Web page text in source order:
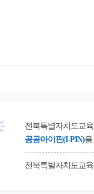
전북특별자치도교
공공아이핀(I-PIN)
전북특별자치도교